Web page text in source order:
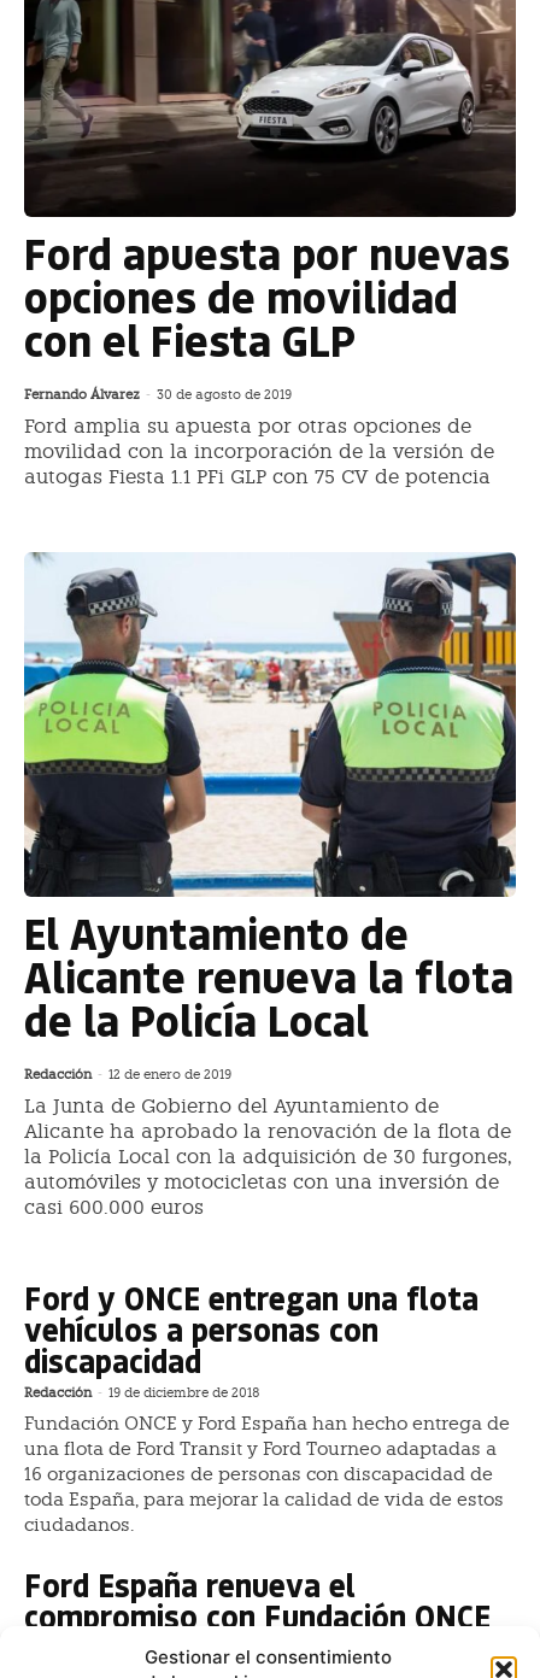
Gestionar el consentimiento
Ford apuesta por nuevas
opciones de movilidad
con el Fiesta GLP
Fernando Álvarez - 30 de agosto de 2019
Ford amplia su apuesta por otras opciones de
movilidad con la incorporación de la versión de
autogas Fiesta 1.1 PFi GLP con 75 CV de potencia
El Ayuntamiento de
Alicante renueva la flota
de la Policía Local
Redacción - 12 de enero de 2019
La Junta de Gobierno del Ayuntamiento de
Alicante ha aprobado la renovación de la flota de
la Policía Local con la adquisición de 30 furgones,
automóviles y motocicletas con una inversión de
casi 600.000 euros
Ford y ONCE entregan una flota
vehículos a personas con
discapacidad
Redacción - 19 de diciembre de 2018
Fundación ONCE y Ford España han hecho entrega de
una flota de Ford Transit y Ford Tourneo adaptadas a
16 organizaciones de personas con discapacidad de
toda España, para mejorar la calidad de vida de estos
ciudadanos.
Ford España renueva el
compromiso con Fundación ONCE
20 de noviembre de 2018